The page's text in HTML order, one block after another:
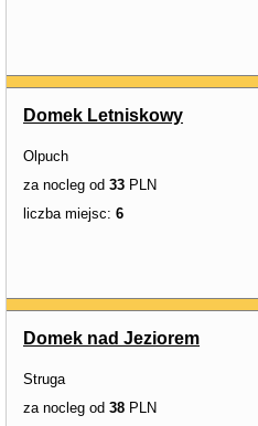
Domek Letniskowy
Olpuch
za nocleg od 33 PLN
liczba miejsc: 6
Domek nad Jeziorem
Struga
za nocleg od 38 PLN